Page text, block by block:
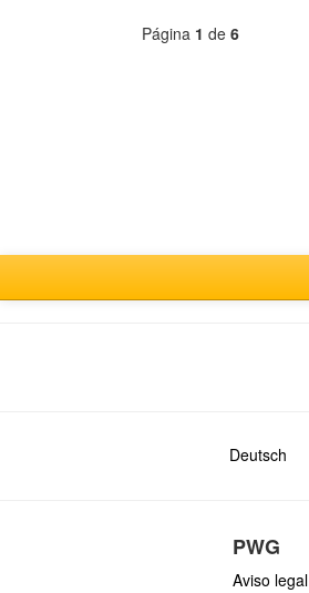
Página 1 de 6
Deutsch
PWG
Aviso legal